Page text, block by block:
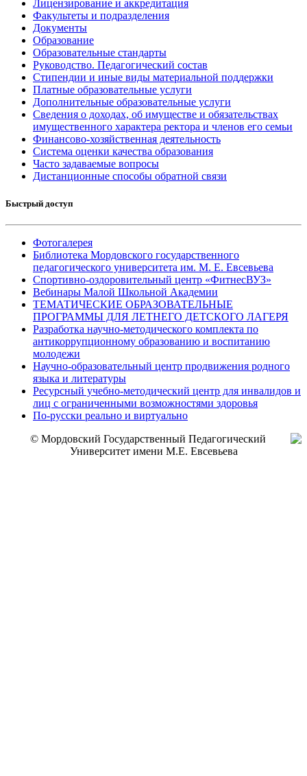
Лицензирование и аккредитация
Факультеты и подразделения
Документы
Образование
Образовательные стандарты
Руководство. Педагогический состав
Стипендии и иные виды материальной поддержки
Платные образовательные услуги
Дополнительные образовательные услуги
Сведения о доходах, об имуществе и обязательствах
имущественного характера ректора и членов его семьи
Финансово-хозяйственная деятельность
Система оценки качества образования
Часто задаваемые вопросы
Дистанционные способы обратной связи
Быстрый доступ
Фотогалерея
Библиотека Мордовского государственного
педагогического университета им. М. Е. Евсевьева
Спортивно-оздоровительный центр «ФитнесВУЗ»
Вебинары Малой Школьной Академии
ТЕМАТИЧЕСКИЕ ОБРАЗОВАТЕЛЬНЫЕ
ПРОГРАММЫ ДЛЯ ЛЕТНЕГО ДЕТСКОГО ЛАГЕРЯ
Разработка научно-методического комплекта по
антикоррупционному образованию и воспитанию
молодежи
Научно-образовательный центр продвижения родного
языка и литературы
Ресурсный учебно-методический центр для инвалидов и
лиц с ограниченными возможностями здоровья
По-русски реально и виртуально
© Мордовский Государственный Педагогический
Университет имени М.Е. Евсевьева